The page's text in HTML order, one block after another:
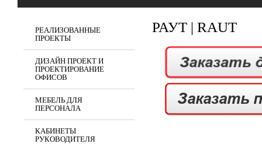
РАУТ | RAUT
РЕАЛИЗОВАННЫЕ
ПРОЕКТЫ
ДИЗАЙН ПРОЕКТ И
ПРОЕКТИРОВАНИЕ
ОФИСОВ
МЕБЕЛЬ ДЛЯ
ПЕРСОНАЛА
КАБИНЕТЫ
РУКОВОДИТЕЛЯ